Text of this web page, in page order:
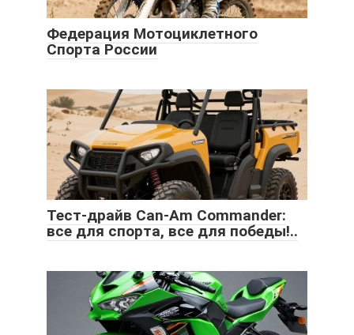
Федерация Мотоциклетного
Спорта России
Тест-драйв Can-Am Commander:
все для спорта, все для победы!..